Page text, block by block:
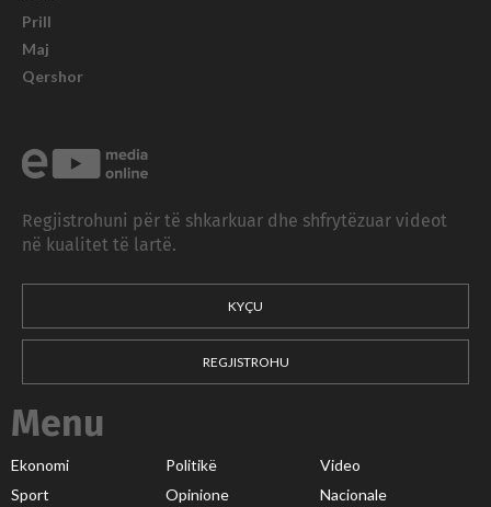
Prill
Maj
Qershor
Regjistrohuni për të shkarkuar dhe shfrytëzuar videot
në kualitet të lartë.
KYÇU
REGJISTROHU
Menu
Ekonomi Politikë
Video
Sport
Opinione Nacionale